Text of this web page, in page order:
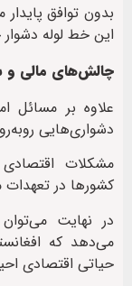
بدون توافق پایدار
این خط لوله
چالش‌های مالی و
علاوه بر مسائل
دشواری‌هایی
مشکلات
کشورها در تعهدات
در نهایت
می‌دهد که
حیاتی اقتصادی